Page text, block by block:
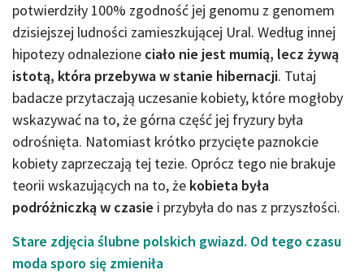
potwierdziły 100% zgodność jej genomu z genomem
dzisiejszej ludności zamieszkującej Ural. Według innej
hipotezy odnalezione ciało nie jest mumią, lecz żywą
istotą, która przebywa w stanie hibernacji. Tutaj
badacze przytaczają uczesanie kobiety, które mogłoby
wskazywać na to, że górna część jej fryzury była
odrośnięta. Natomiast krótko przycięte paznokcie
kobiety zaprzeczają tej tezie. Oprócz tego nie brakuje
teorii wskazujących na to, że kobieta była
podróżniczką w czasie i przybyła do nas z przyszłości.
Stare zdjęcia ślubne polskich gwiazd. Od tego czasu
moda sporo się zmieniła